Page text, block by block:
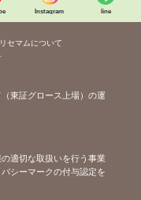
Instagram line
リセマムについて
東証グロース上場）の運
適切な取扱いを行う事業
シーマークの付与認定を